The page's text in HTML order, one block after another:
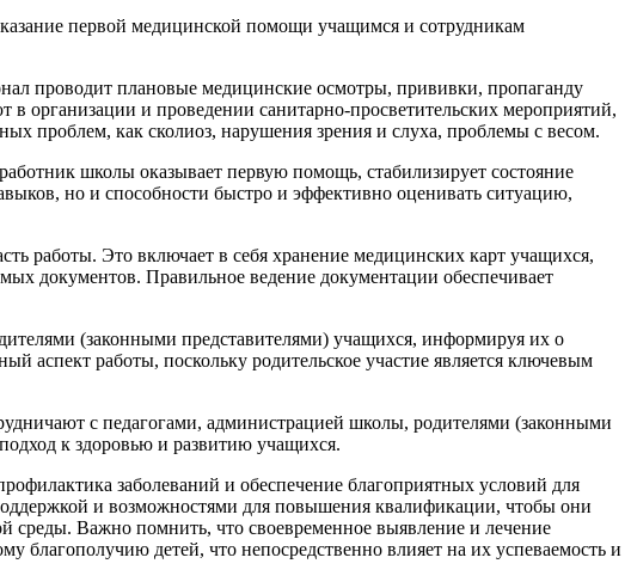
первой медицинской помощи учащимся и сотрудникам
проводит плановые медицинские осмотры, прививки, пропаганду
организации и проведении санитарно-просветительских мероприятий,
проблем, как сколиоз, нарушения зрения и слуха, проблемы с весом.
школы оказывает первую помощь, стабилизирует состояние
но и способности быстро и эффективно оценивать ситуацию,
работы. Это включает в себя хранение медицинских карт учащихся,
документов. Правильное ведение документации обеспечивает
(законными представителями) учащихся, информируя их о
аспект работы, поскольку родительское участие является ключевым
с педагогами, администрацией школы, родителями (законными
к здоровью и развитию учащихся.
заболеваний и обеспечение благоприятных условий для
и возможностями для повышения квалификации, чтобы они
среды. Важно помнить, что своевременное выявление и лечение
благополучию детей, что непосредственно влияет на их успеваемость и